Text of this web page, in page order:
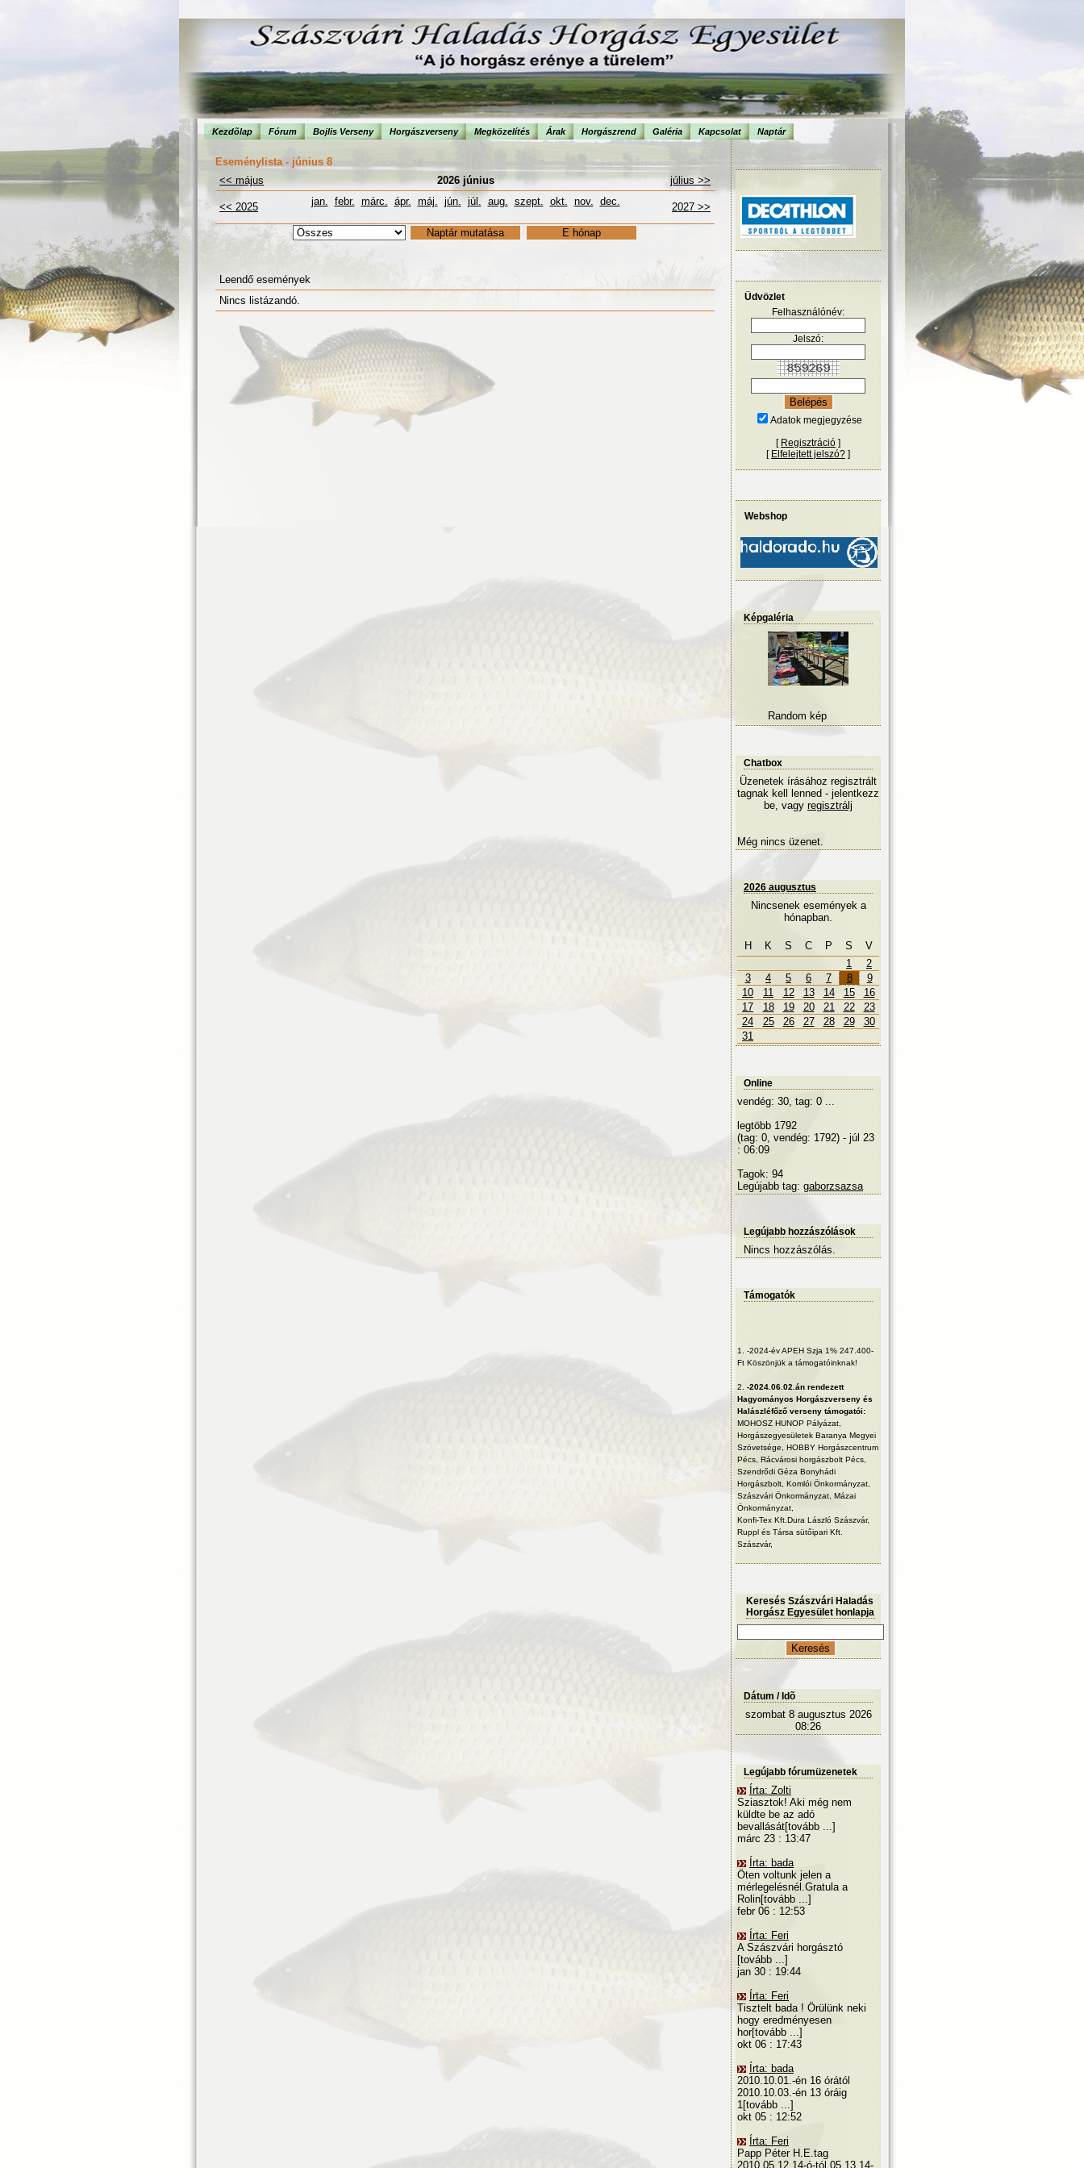
Kezdõlap Fórum Bojlis Verseny Horgászverseny Megközelítés Árak Horgászrend Galéria Kapcsolat Naptár
Eseménylista - június 8
<< május
2026 június július >>
<< 2025 jan. febr. márc. ápr. máj. jún. júl. aug. szept. okt. nov. dec. 2027 >>
Leendő események
Nincs listázandó.
Üdvözlet
Felhasználónév:
Jelszó:
Adatok megjegyzése
[ Regisztráció ]
[ Elfelejtett jelszó? ]
Webshop
Képgaléria
Random kép
Chatbox
Üzenetek írásához regisztrált
tagnak kell lenned - jelentkezz
be, vagy regisztrálj
Még nincs üzenet.
2026 augusztus
Nincsenek események a
hónapban.
H K S C P S
V
1
2
3
4 5 6 7 8
9
10
11 12 13 14 15
16
17
18 19 20 21 22
23
24
25 26 27 28 29
30
31
Online
vendég: 30, tag: 0 ...
legtöbb 1792
(tag: 0, vendég: 1792) - júl 23
: 06:09
Tagok: 94
Legújabb tag: gaborzsazsa
Legújabb hozzászólások
Nincs hozzászólás.
Támogatók
1.
-2024-év APEH Szja 1% 247.400-
Ft Köszönjük a támogatóinknak!
2.
-2024.06.02.án rendezett
Hagyományos Horgászverseny és
Halászléfőző verseny támogatói:
MOHOSZ HUNOP Pályázat,
Horgászegyesületek Baranya Megyei
Szövetsége, HOBBY Horgászcentrum
Pécs, Rácvárosi horgászbolt Pécs,
Szendrődi Géza Bonyhádi
Horgászbolt, Komlói Önkormányzat,
Szászvári Önkormányzat, Mázai
Önkormányzat,
Konfi-Tex Kft.Dura László Szászvár,
Ruppl és Társa sütőipari Kft.
Szászvár,
Keresés Szászvári Haladás
Horgász Egyesület honlapja
Dátum / Idõ
szombat 8 augusztus 2026
08:26
Legújabb fórumüzenetek
Írta: Zolti
Sziasztok! Aki még nem
küldte be az adó
bevallását[tovább ...]
márc 23 : 13:47
Írta: bada
Öten voltunk jelen a
mérlegelésnél.Gratula a
Rolin[tovább ...]
febr 06 : 12:53
Írta: Feri
A Szászvári horgásztó
[tovább ...]
jan 30 : 19:44
Írta: Feri
Tisztelt bada ! Örülünk neki
hogy eredményesen
hor[tovább ...]
okt 06 : 17:43
Írta: bada
2010.10.01.-én 16 órától
2010.10.03.-én 13 óráig
1[tovább ...]
okt 05 : 12:52
Írta: Feri
Papp Péter H.E.tag
2010.05.12.14-ó-tól 05.13.14-